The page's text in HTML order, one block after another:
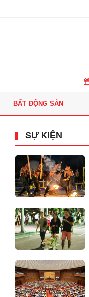
BẤT ĐỘNG SẢN
SỰ KIỆN